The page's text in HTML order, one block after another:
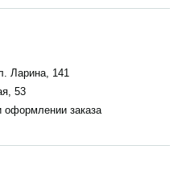
Ларина, 141
53
оформлении заказа